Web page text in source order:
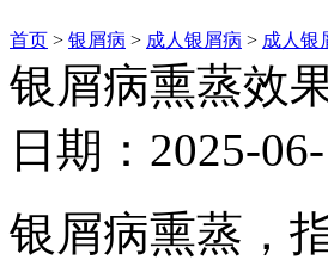
首页 > 银屑病 > 成人银屑病 > 成人银
银屑病熏蒸效
日期：2025-
银屑病熏蒸，